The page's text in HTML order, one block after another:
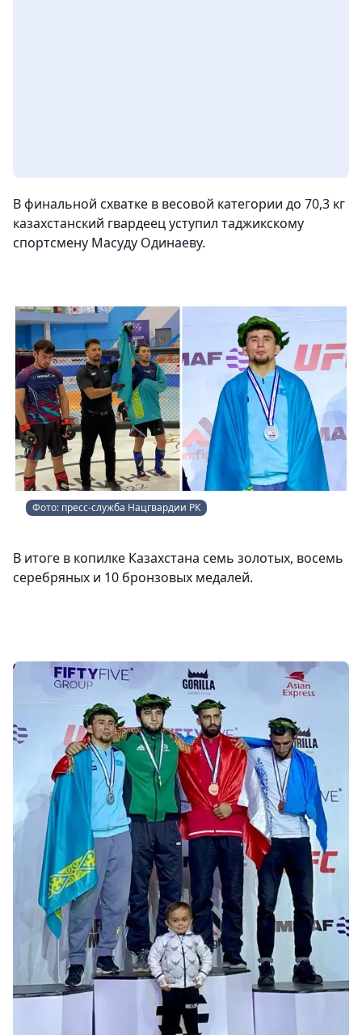
В финальной схватке в весовой категории до 70,3 кг
казахстанский гвардеец уступил таджикскому
спортсмену Масуду Одинаеву.
Фото: пресс-служба Нацгвардии РК
В итоге в копилке Казахстана семь золотых, восемь
серебряных и 10 бронзовых медалей.